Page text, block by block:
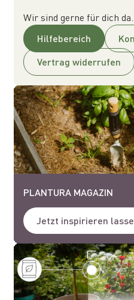
Wir sind gerne für dich da.
Hilfebereich
Vertrag widerrufen
PLANTURA MAGAZIN
Jetzt inspirieren